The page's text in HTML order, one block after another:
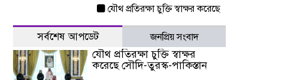
যৌথ প্রতিরক্ষা চুক্তি স্বাক্ষর করেছে সৌদি-তুরস্ক-
সর্বশেষ আপডেট জনপ্রিয় সংবাদ
যৌথ প্রতিরক্ষা চুক্তি স্বাক্ষর
করেছে সৌদি-তুরস্ক-পাকিস্তান